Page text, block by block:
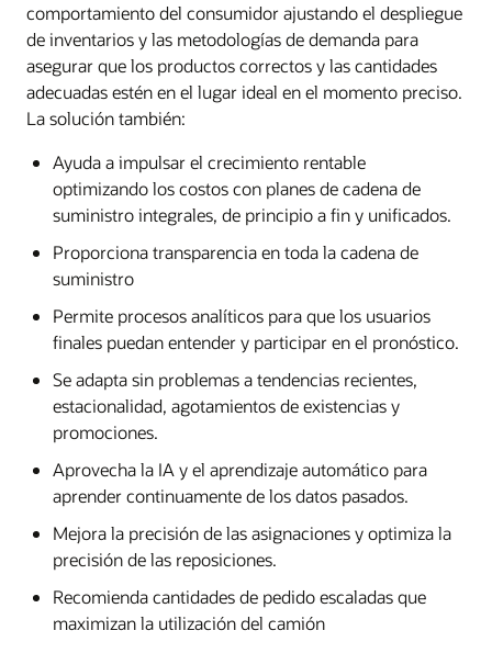
comportamiento del consumidor ajustando el despliegue
de inventarios y las metodologías de demanda para
asegurar que los productos correctos y las cantidades
adecuadas estén en el lugar ideal en el momento preciso.
La solución también:
Ayuda a impulsar el crecimiento rentable
optimizando los costos con planes de cadena de
suministro integrales, de principio a fin y unificados.
Proporciona transparencia en toda la cadena de
suministro
Permite procesos analíticos para que los usuarios
finales puedan entender y participar en el pronóstico.
Se adapta sin problemas a tendencias recientes,
estacionalidad, agotamientos de existencias y
promociones.
Aprovecha la IA y el aprendizaje automático para
aprender continuamente de los datos pasados.
Mejora la precisión de las asignaciones y optimiza la
precisión de las reposiciones.
Recomienda cantidades de pedido escaladas que
maximizan la utilización del camión